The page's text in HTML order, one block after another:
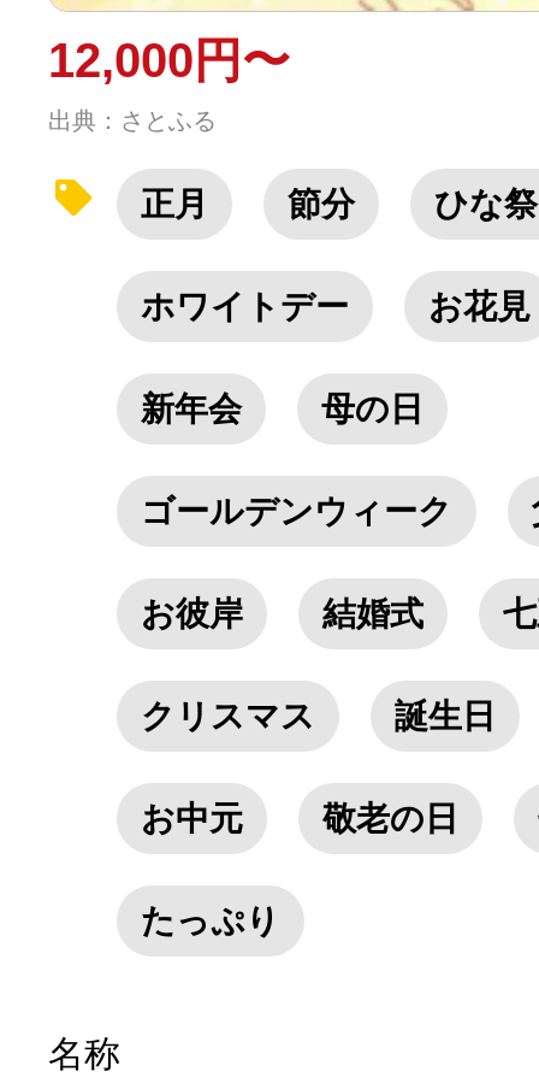
12,000円〜
出典：さとふる
正月 節分 ひな
ホワイトデー お花見
新年会 母の日
ゴールデンウィーク
お彼岸 結婚式
クリスマス 誕生日
お中元 敬老の日
たっぷり
名称